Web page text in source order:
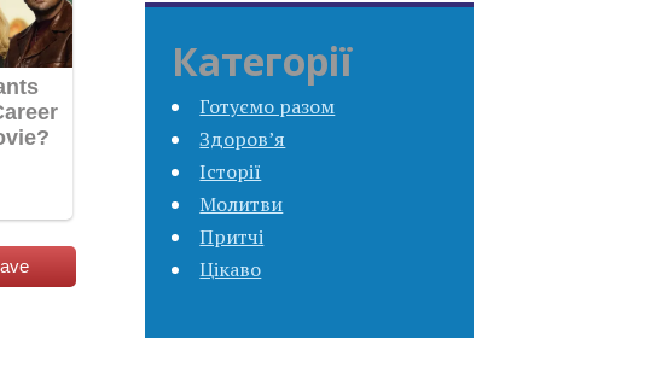
Категорії
Готуємо разом
Здоров’я
Історії
Молитви
Притчі
Цікаво